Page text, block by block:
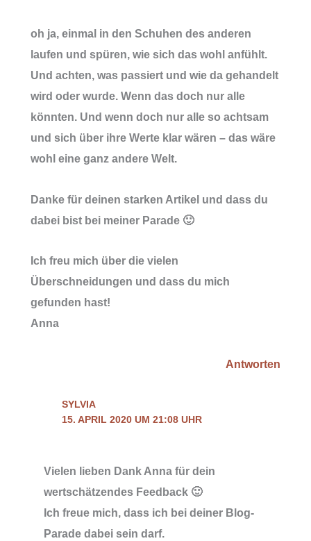
oh ja, einmal in den Schuhen des anderen
laufen und spüren, wie sich das wohl anfühlt.
Und achten, was passiert und wie da gehandelt
wird oder wurde. Wenn das doch nur alle
könnten. Und wenn doch nur alle so achtsam
und sich über ihre Werte klar wären – das wäre
wohl eine ganz andere Welt.
Danke für deinen starken Artikel und dass du
dabei bist bei meiner Parade 🙂
Ich freu mich über die vielen
Überschneidungen und dass du mich
gefunden hast!
Anna
Antworten
SYLVIA
15. APRIL 2020 UM 21:08 UHR
Vielen lieben Dank Anna für dein
wertschätzendes Feedback 🙂
Ich freue mich, dass ich bei deiner Blog-
Parade dabei sein darf.